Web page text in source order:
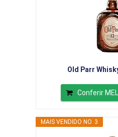
Old Parr
Conferir
MAIS VENDIDO NO. 3